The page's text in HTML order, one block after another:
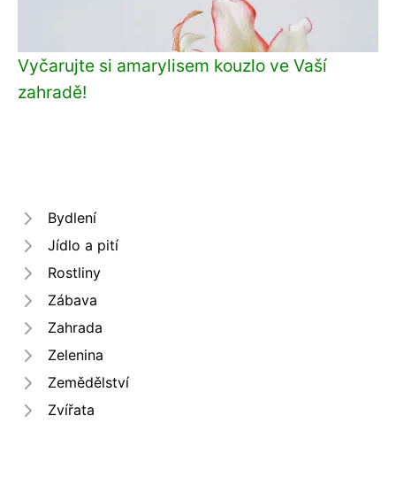
Vyčarujte si amarylisem kouzlo ve Vaší
zahradě!
Bydlení
Jídlo a pití
Rostliny
Zábava
Zahrada
Zelenina
Zemědělství
Zvířata